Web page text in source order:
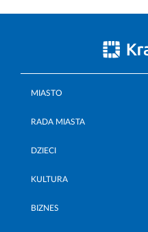
MIASTO
RADA MIASTA
DZIECI
KULTURA
BIZNES